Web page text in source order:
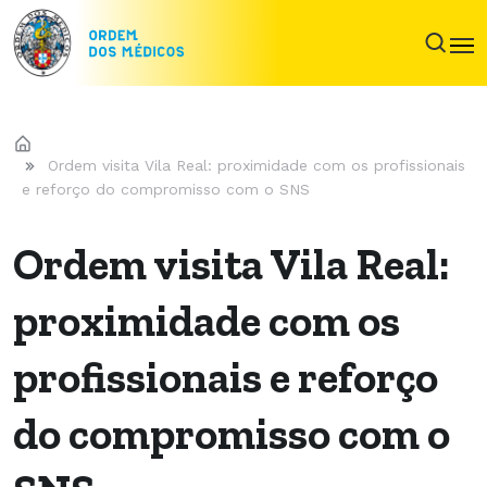
Ordem visita Vila Real: proximidade com os profissionais
e reforço do compromisso com o SNS
Ordem visita Vila Real:
proximidade com os
profissionais e reforço
do compromisso com o